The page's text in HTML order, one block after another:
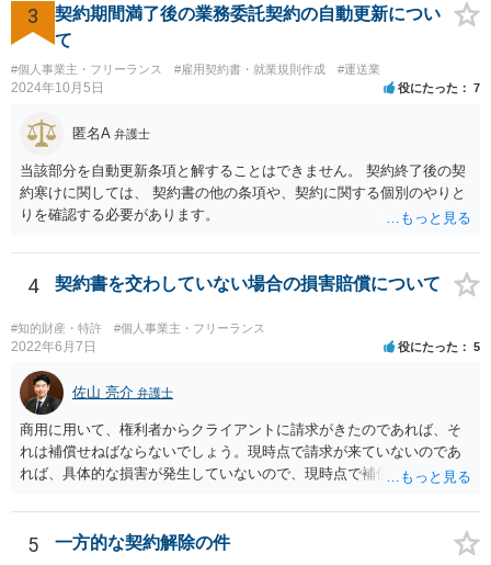
社」の代わりに「ABCウェブサービス」とか「ABCWS」を使う等で
す。
3
契約期間満了後の業務委託契約の自動更新につい
て
#個人事業主・フリーランス #雇用契約書・就業規則作成 #運送業
2024年10月5日 役にたった 7
匿名A 弁護士
当該部分を自動更新条項と解することはできません。 契約終了後の契
約寒けに関しては、 契約書の他の条項や、契約に関する個別のやりと
りを確認する必要があります。
4 契約書を交わしていない場合の損害賠償について
#知的財産・特許 #個人事業主・フリーランス
2022年6月7日 役にたった 5
佐山 亮介 弁護士
商用に用いて、権利者からクライアントに請求がきたのであれば、そ
れは補償せねばならないでしょう。現時点で請求が来ていないのであ
れば、具体的な損害が発生していないので、現時点で補償の必要はあ
補償し、その補償分を損害として外注先に賠償請求することになるで
しょう。
5 一方的な契約解除の件